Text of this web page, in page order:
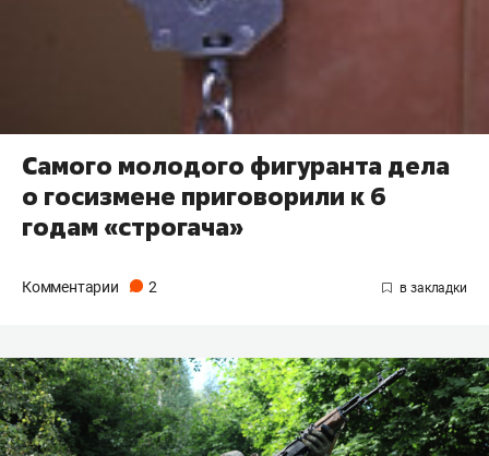
Самого молодого фигуранта дела
о госизмене приговорили к 6
годам ​«строгача»
Комментарии 2